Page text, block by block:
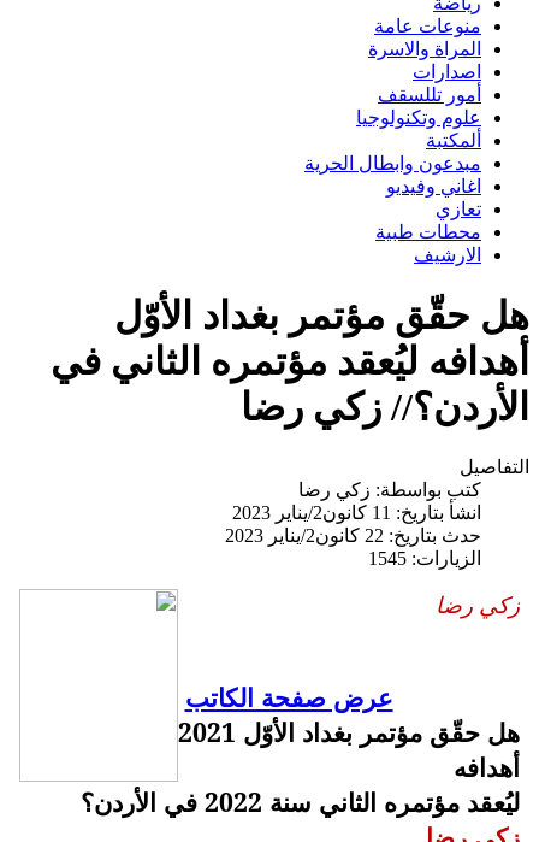
منوعات عامة
المراة والاسرة
اصدارات
أمور تللسقف
علوم وتكنولوجيا
ألمكتبة
مبدعون وابطال الحرية
اغاني وفيديو
تعازي
محطات طبية
الارشيف
هل حقّق مؤتمر بغداد الأوّل
أهدافه ليُعقد مؤتمره الثاني في
الأردن؟// زكي رضا
التفاصيل
كتب بواسطة: زكي رضا
انشأ بتاريخ: 11 كانون2/يناير 2023
حدث بتاريخ: 22 كانون2/يناير 2023
الزيارات: 1545
زكي رضا
عرض صفحة الكاتب
هل حقّق مؤتمر بغداد الأوّل 2021
أهدافه
ليُعقد مؤتمره الثاني سنة 2022 في الأردن؟